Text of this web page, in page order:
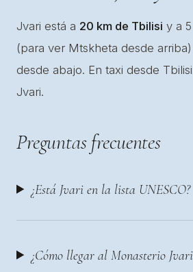
Jvari está a 20 km de Tbilisi y a
(para ver Mtskheta desde
desde abajo. En taxi desde
Jvari.
Preguntas frecuentes
¿Está Jvari en la lista UNESCO?
¿Cómo llegar al Monasterio